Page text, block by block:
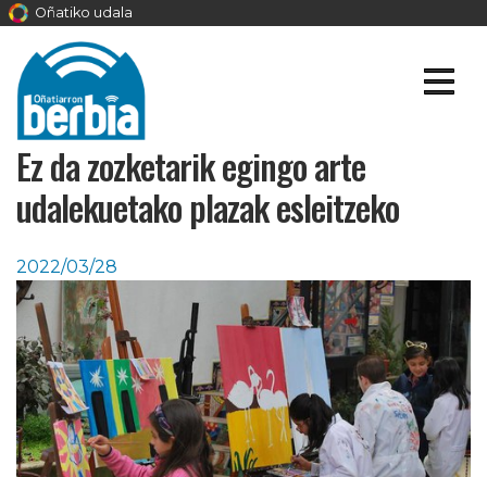
Oñatiko udala
Ez da zozketarik egingo arte
udalekuetako plazak esleitzeko
2022/03/28